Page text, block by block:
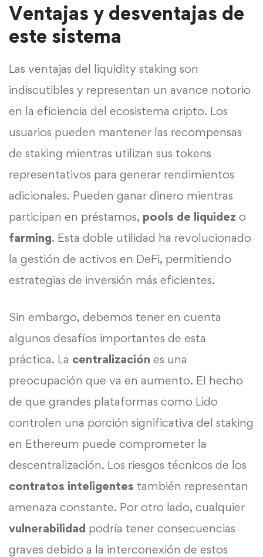
Ventajas y desventajas de
este sistema
Las ventajas del liquidity staking son
indiscutibles y representan un avance notorio
en la eficiencia del ecosistema cripto. Los
usuarios pueden mantener las recompensas
de staking mientras utilizan sus tokens
representativos para generar rendimientos
adicionales. Pueden ganar dinero mientras
participan en préstamos, pools de liquidez o
farming. Esta doble utilidad ha revolucionado
la gestión de activos en DeFi, permitiendo
estrategias de inversión más eficientes.
Sin embargo, debemos tener en cuenta
algunos desafíos importantes de esta
práctica. La centralización es una
preocupación que va en aumento. El hecho
de que grandes plataformas como Lido
controlen una porción significativa del staking
en Ethereum puede comprometer la
descentralización. Los riesgos técnicos de los
contratos inteligentes también representan
amenaza constante. Por otro lado, cualquier
vulnerabilidad podría tener consecuencias
graves debido a la interconexión de estos